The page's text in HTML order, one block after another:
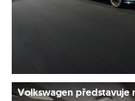
Volkswagen představuje